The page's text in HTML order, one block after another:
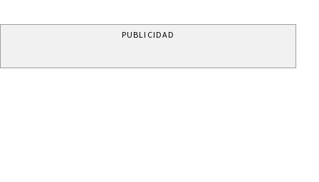
PUBLICIDAD